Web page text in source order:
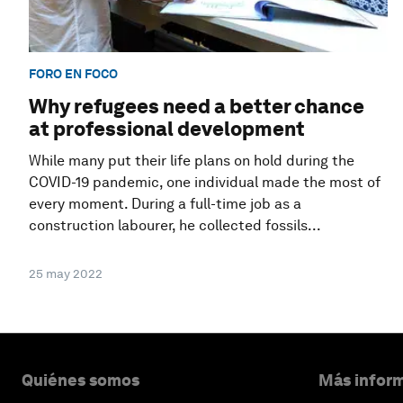
FORO EN FOCO
Why refugees need a better chance
at professional development
While many put their life plans on hold during the
COVID-19 pandemic, one individual made the most of
every moment. During a full-time job as a
construction labourer, he collected fossils...
25 may 2022
Quiénes somos Más